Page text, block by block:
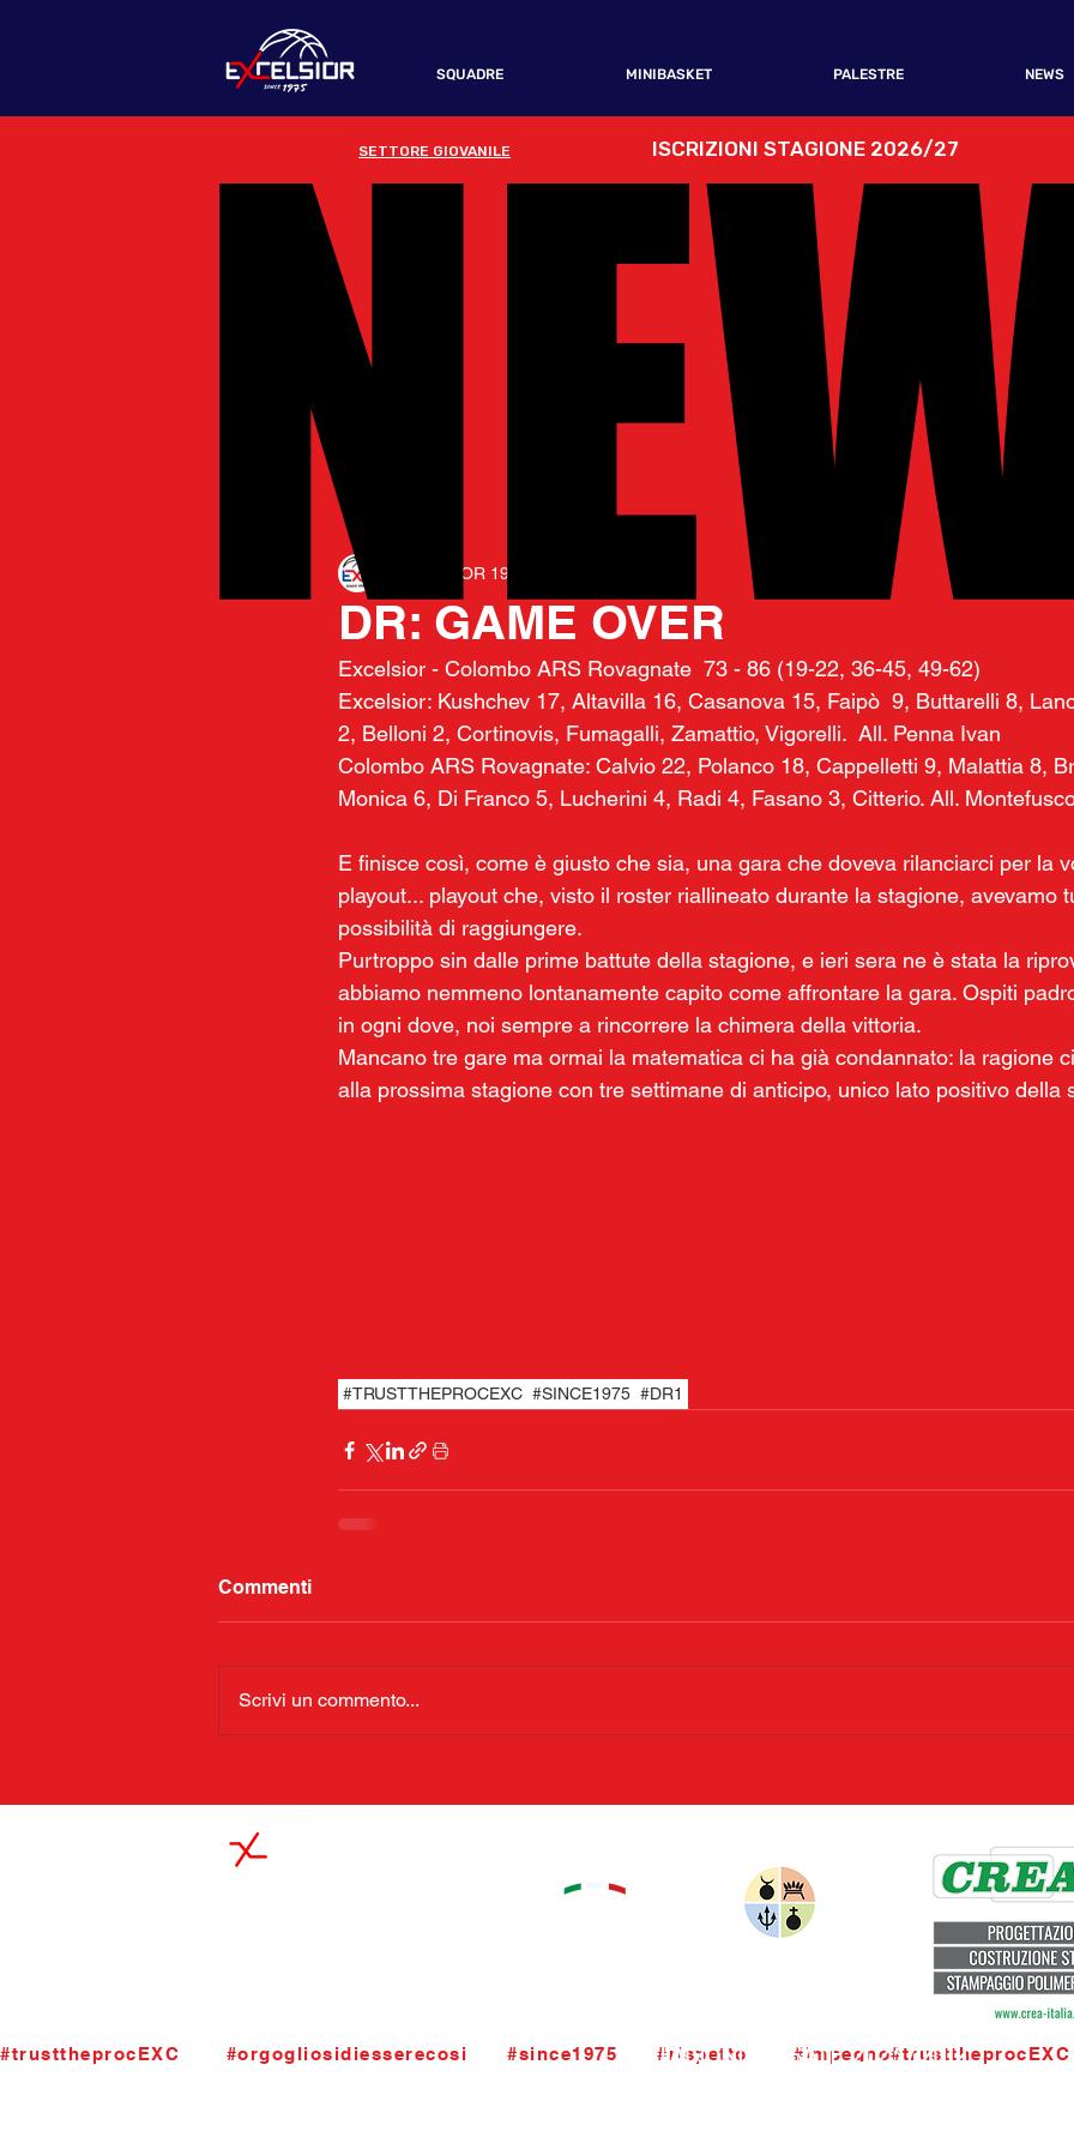
SQUADRE MINIBASKET PALESTRE NEWS
SETTORE GIOVANILE ISCRIZIONI STAGIONE 2026/27
DR: GAME OVER
EXCELSIOR 1975
Excelsior - Colombo ARS Rovagnate  73 - 86 (19-22, 36-45, 49-62)
Excelsior: Kushchev 17, Altavilla 16, Casanova 15, Faipò  9, Buttarelli 8,
2, Belloni 2, Cortinovis, Fumagalli, Zamattio, Vigorelli.  All. Penna Ivan
Colombo ARS Rovagnate: Calvio 22, Polanco 18, Cappelletti 9, Malattia 8,
Monica 6, Di Franco 5, Lucherini 4, Radi 4, Fasano 3, Citterio. All.
E finisce così, come è giusto che sia, una gara che doveva rilanciarci per la
playout... playout che, visto il roster riallineato durante la stagione, avevamo
possibilità di raggiungere.
Purtroppo sin dalle prime battute della stagione, e ieri sera ne è stata la
abbiamo nemmeno lontanamente capito come affrontare la gara. Ospiti
in ogni dove, noi sempre a rincorrere la chimera della vittoria.
Mancano tre gare ma ormai la matematica ci ha già condannato: la ragione
alla prossima stagione con tre settimane di anticipo, unico lato positivo della
#TRUSTTHEPROCEXC #SINCE1975 #DR1
Commenti
Scrivi un commento...
#trusttheprocEXC       #orgogliosidiesserecosi      #since1975      #rispetto       #impegno
STAGIONI PASSATE 2023 / 2012